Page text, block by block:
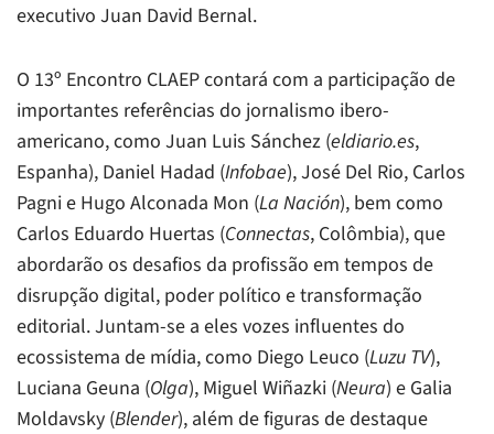
executivo Juan David Bernal.
O 13º Encontro CLAEP contará com a participação de
importantes referências do jornalismo ibero-
americano, como Juan Luis Sánchez (eldiario.es,
Espanha), Daniel Hadad (Infobae), José Del Rio, Carlos
Pagni e Hugo Alconada Mon (La Nación), bem como
Carlos Eduardo Huertas (Connectas, Colômbia), que
abordarão os desafios da profissão em tempos de
disrupção digital, poder político e transformação
editorial. Juntam-se a eles vozes influentes do
ecossistema de mídia, como Diego Leuco (Luzu TV),
Luciana Geuna (Olga), Miguel Wiñazki (Neura) e Galia
Moldavsky (Blender), além de figuras de destaque